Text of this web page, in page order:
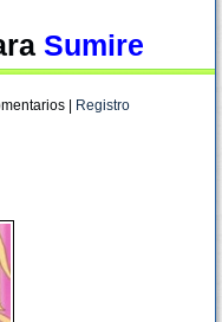
Sumire
| Registro